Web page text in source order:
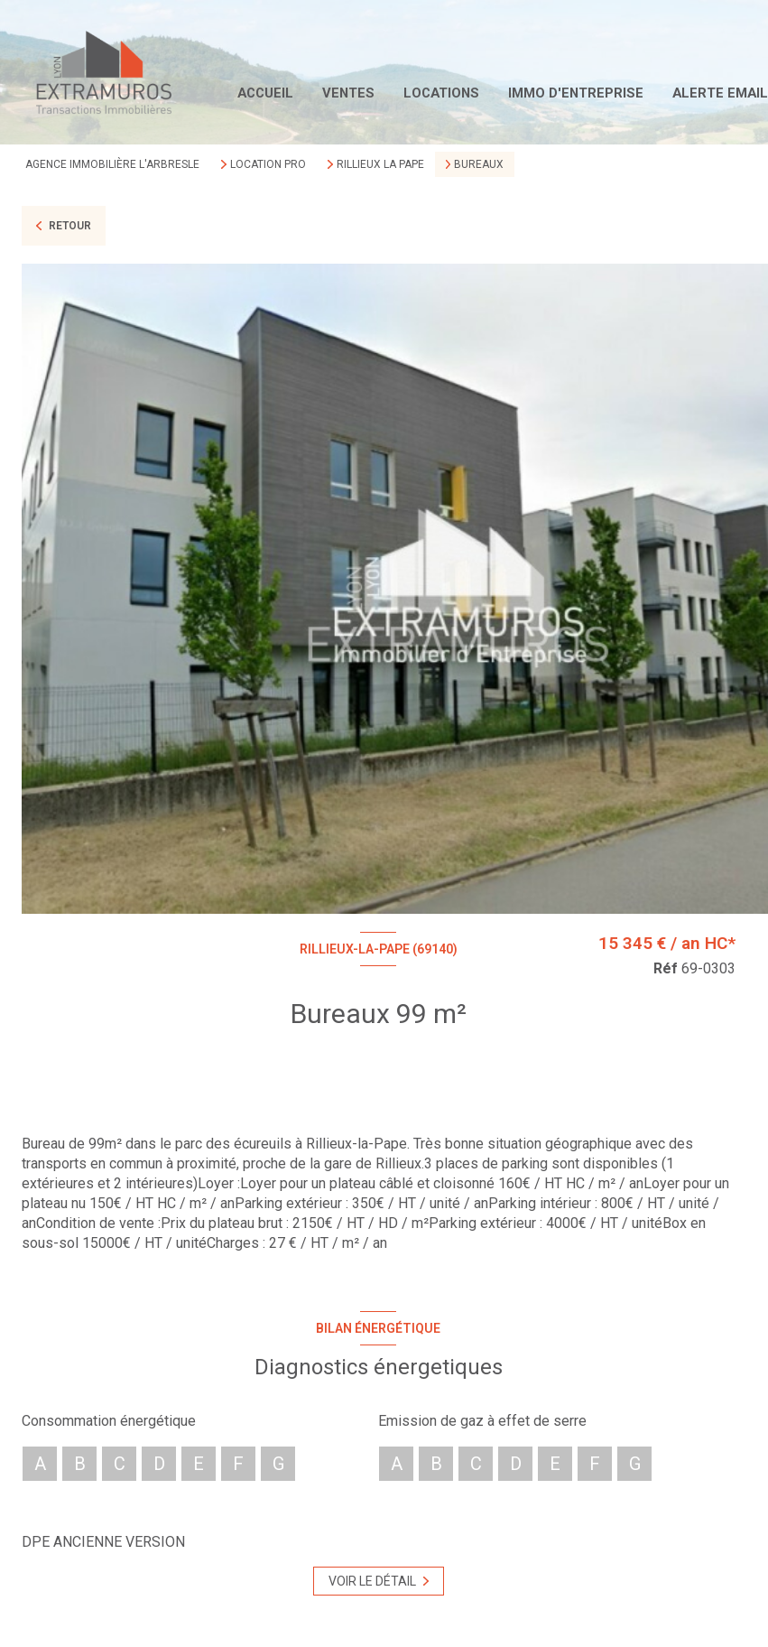
ACCUEIL VENTES LOCATIONS IMMO D'ENTREPRISE ALERTE EMAIL
AGENCE IMMOBILIÈRE L'ARBRESLE LOCATION PRO RILLIEUX LA PAPE BUREAUX
RETOUR
RILLIEUX-LA-PAPE (69140)
Bureaux 99 m²
15 345 € / an HC*
Réf 69-0303
Bureau de 99m² dans le parc des écureuils à Rillieux-la-Pape. Très bonne situation géographique avec des
transports en commun à proximité, proche de la gare de Rillieux.3 places de parking sont disponibles (1
extérieures et 2 intérieures)Loyer :Loyer pour un plateau câblé et cloisonné 160€ / HT HC / m² / anLoyer pour un
plateau nu 150€ / HT HC / m² / anParking extérieur : 350€ / HT / unité / anParking intérieur : 800€ / HT / unité /
anCondition de vente :Prix du plateau brut : 2150€ / HT / HD / m²Parking extérieur : 4000€ / HT / unitéBox en
sous-sol 15000€ / HT / unitéCharges : 27 € / HT / m² / an
BILAN ÉNERGÉTIQUE
Diagnostics énergetiques
Consommation énergétique
A B C D E F G
Emission de gaz à effet de serre
A B C D E F G
DPE ANCIENNE VERSION
VOIR LE DÉTAIL